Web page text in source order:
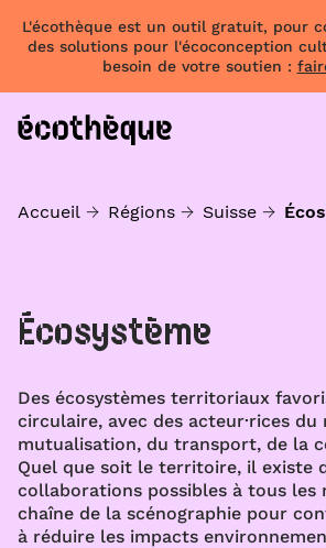
L'écothèque est un outil gratuit, pour
des solutions pour l'écoconception
besoin de votre soutien :
Accueil Régions Suisse
Écosystème
Des écosystèmes territoriaux
circulaire, avec des acteur·rices du
mutualisation, du transport, de la
Quel que soit le territoire, il existe
collaborations possibles à tous les
chaîne de la scénographie pour
à réduire les impacts